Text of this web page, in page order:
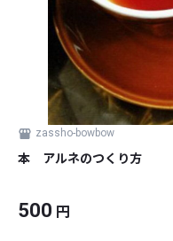
zassho-bowbow
本 アルネのつくり方
500 円